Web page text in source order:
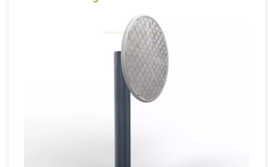
Agrès de Fitness Roue
Agrès de fitness de plein air conjuguant activités sportives et
expériences ludiques, la Roue se démarque par son caractère à..
Offre partenaire